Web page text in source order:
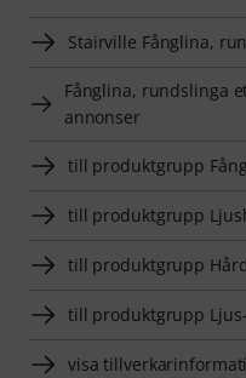
Stairville Fånglina,
Fånglina, rundslinga
annonser
till produktgrupp
till produktgrupp
till produktgrupp
till produktgrupp
visa